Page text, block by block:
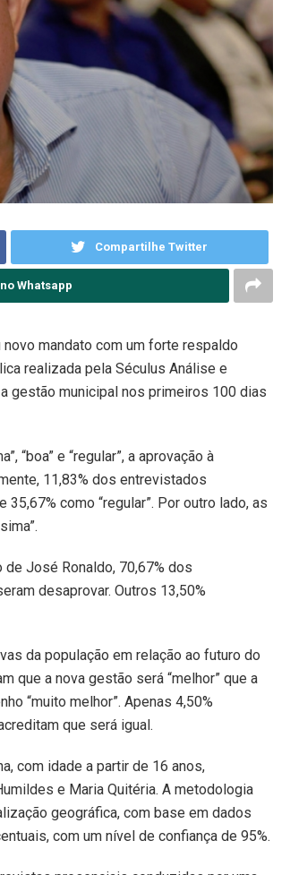
Compartilhe Twitter
Whatsapp
mandato com um forte respaldo
realizada pela Séculus Análise e
gestão municipal nos primeiros 100 dias
“boa” e “regular”, a aprovação à
11,83% dos entrevistados
35,67% como “regular”. Por outro lado, as
José Ronaldo, 70,67% dos
desaprovar. Outros 13,50%
da população em relação ao futuro do
que a nova gestão será “melhor” que a
“muito melhor”. Apenas 4,50%
que será igual.
com idade a partir de 16 anos,
e Maria Quitéria. A metodologia
geográfica, com base em dados
com um nível de confiança de 95%.